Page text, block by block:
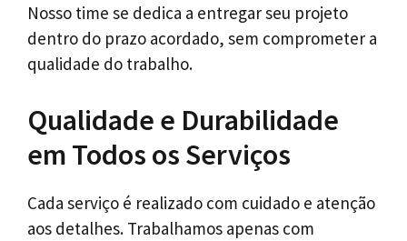
Nosso time se dedica a entregar seu projeto
dentro do prazo acordado, sem comprometer a
qualidade do trabalho.
Qualidade e Durabilidade
em Todos os Serviços
Cada serviço é realizado com cuidado e atenção
aos detalhes. Trabalhamos apenas com